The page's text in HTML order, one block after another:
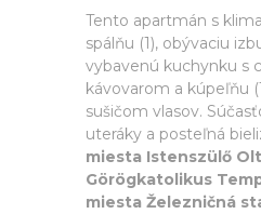
Tento apartmán s
spálňu (1), obývaciu
vybavenú kuchynku s
kávovarom a kúpeľňu
sušičom vlasov.
uteráky a posteľná
miesta Istenszülő
Görögkatolikus
miesta Železničná